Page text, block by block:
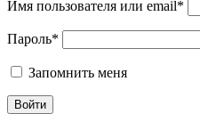
Имя пользователя или email*
Пароль*
Запомнить меня